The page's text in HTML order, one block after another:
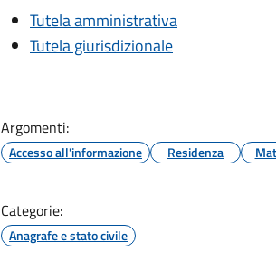
Tutela amministrativa
Tutela giurisdizionale
Argomenti:
Accesso all'informazione Residenza
Categorie:
Anagrafe e stato civile